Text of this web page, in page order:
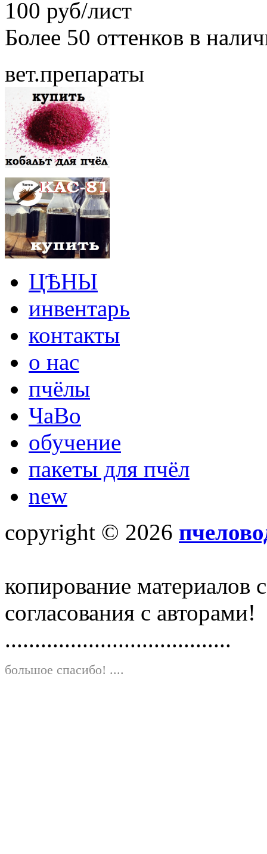
100 руб/лист
Более 50 оттенков в
вет.препараты
ЦѢНЫ
инвентарь
контакты
о нас
пчёлы
ЧаВо
обучение
пакеты для пчёл
new
copyright © 2026
копирование материалов
согласования с авторами!
......................................
большое спасибо! ....